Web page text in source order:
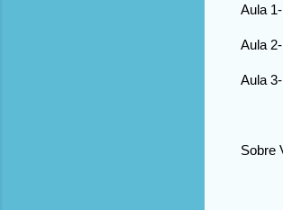
Aula
Aula
Aula
Sobre